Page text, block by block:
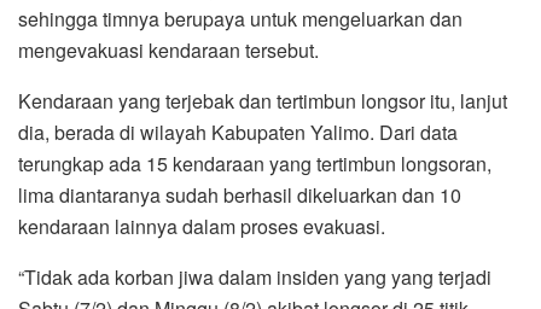
sehingga timnya berupaya untuk mengeluarkan dan
mengevakuasi kendaraan tersebut.
Kendaraan yang terjebak dan tertimbun longsor itu, lanjut
dia, berada di wilayah Kabupaten Yalimo. Dari data
terungkap ada 15 kendaraan yang tertimbun longsoran,
lima diantaranya sudah berhasil dikeluarkan dan 10
kendaraan lainnya dalam proses evakuasi.
“Tidak ada korban jiwa dalam insiden yang yang terjadi